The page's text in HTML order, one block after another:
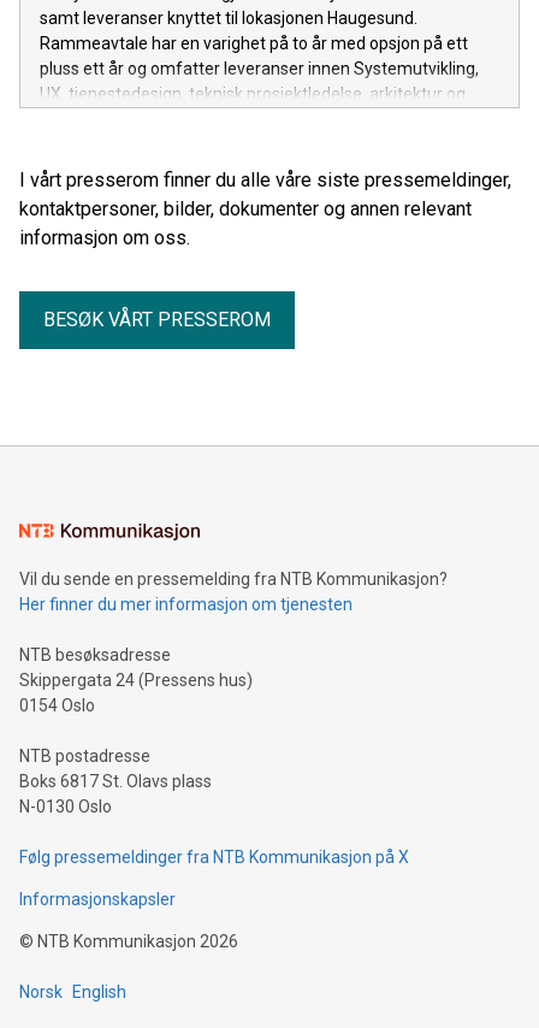
samt leveranser knyttet til lokasjonen Haugesund.
Rammeavtale har en varighet på to år med opsjon på ett
pluss ett år og omfatter leveranser innen Systemutvikling,
UX, tjenestedesign, teknisk prosjektledelse, arkitektur og
I vårt presserom finner du alle våre siste pressemeldinger,
kontaktpersoner, bilder, dokumenter og annen relevant
informasjon om oss.
BESØK VÅRT PRESSEROM
Vil du sende en pressemelding fra NTB Kommunikasjon?
Her finner du mer informasjon om tjenesten
NTB besøksadresse
Skippergata 24 (Pressens hus)
0154 Oslo
NTB postadresse
Boks 6817 St. Olavs plass
N-0130 Oslo
Følg pressemeldinger fra NTB Kommunikasjon på X
Informasjonskapsler
© NTB Kommunikasjon 2026
Norsk English